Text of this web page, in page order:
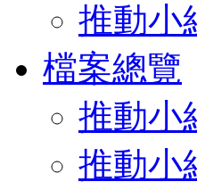
推動小
檔案總覽
推動小
推動小